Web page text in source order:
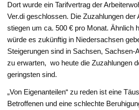
Dort wurde ein Tarifvertrag der
Ver.di geschlossen. Die Zuzahlungen der
stiegen um ca. 500 € pro Monat. Ähnlich
würde es zukünftig in Niedersachsen
Steigerungen sind in Sachsen, Sachsen-
zu erwarten, wo heute die Zuzahlungen
geringsten sind.
„Von Eigenanteilen“ zu reden ist eine
Betroffenen und eine schlechte